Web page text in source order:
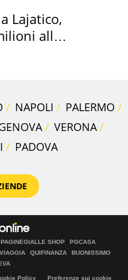
Lajatico,
alla
NAPOLI
PALERMO
VERONA
PADOVA
PAGINEGIALLE SHOP
PGCASA
QUIFINANZA
BUONISSIMO
Policy
Preferenze sui cookie